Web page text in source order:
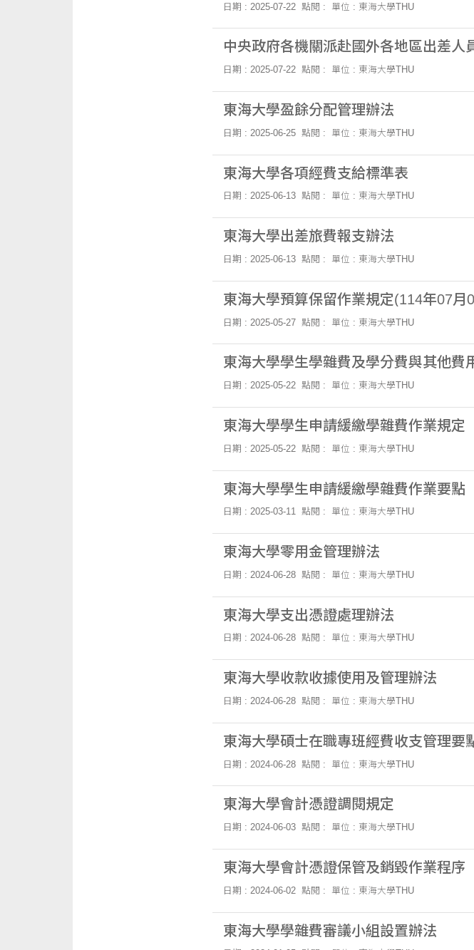
日期 : 2025-07-22 點閱 : 單位 : 東海大學THU
中央政府各機關派赴國外各地區出差
日期 : 2025-07-22 點閱 : 單位 : 東海大學THU
東海大學盈餘分配管理辦法
日期 : 2025-06-25 點閱 : 單位 : 東海大學THU
東海大學各項經費支給標準表
日期 : 2025-06-13 點閱 : 單位 : 東海大學THU
東海大學出差旅費報支辦法
日期 : 2025-06-13 點閱 : 單位 : 東海大學THU
東海大學預算保留作業規定(114年07
日期 : 2025-05-27 點閱 : 單位 : 東海大學THU
東海大學學生學雜費及學分費與其他費
日期 : 2025-05-22 點閱 : 單位 : 東海大學THU
東海大學學生申請緩繳學雜費作業規定
日期 : 2025-05-22 點閱 : 單位 : 東海大學THU
東海大學學生申請緩繳學雜費作業要點
日期 : 2025-03-11 點閱 : 單位 : 東海大學THU
東海大學零用金管理辦法
日期 : 2024-06-28 點閱 : 單位 : 東海大學THU
東海大學支出憑證處理辦法
日期 : 2024-06-28 點閱 : 單位 : 東海大學THU
東海大學收款收據使用及管理辦法
日期 : 2024-06-28 點閱 : 單位 : 東海大學THU
東海大學碩士在職專班經費收支管理要
日期 : 2024-06-28 點閱 : 單位 : 東海大學THU
東海大學會計憑證調閱規定
日期 : 2024-06-03 點閱 : 單位 : 東海大學THU
東海大學會計憑證保管及銷毀作業程序
日期 : 2024-06-02 點閱 : 單位 : 東海大學THU
東海大學學雜費審議小組設置辦法